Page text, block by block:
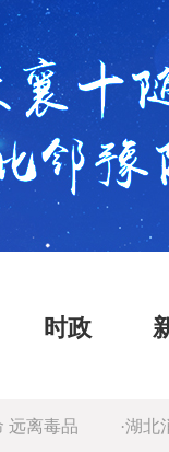
时政
毒品 ·湖北消